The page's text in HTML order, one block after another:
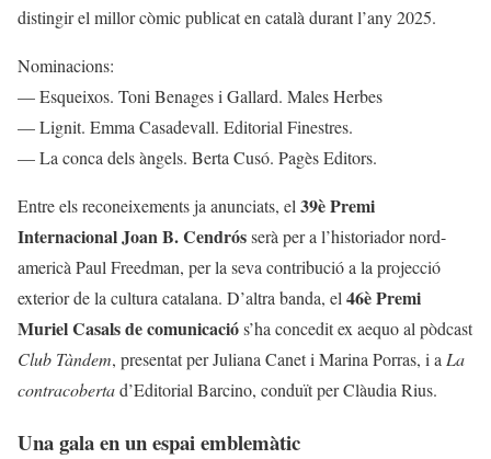
distingir el millor còmic publicat en català durant l’any 2025.
Nominacions:
— Esqueixos. Toni Benages i Gallard. Males Herbes
— Lignit. Emma Casadevall. Editorial Finestres.
— La conca dels àngels. Berta Cusó. Pagès Editors.
Entre els reconeixements ja anunciats, el 39è Premi
Internacional Joan B. Cendrósserà per a l’historiador nord-
americà Paul Freedman, per la seva contribució a la projecció
exterior de la cultura catalana. D’altra banda, el 46è Premi
Muriel Casals de comunicaciós’ha concedit ex aequo al pòdcast
Club Tàndem, presentat per Juliana Canet i Marina Porras, i a La
contracobertad’Editorial Barcino, conduït per Clàudia Rius.
Una gala en un espai emblemàtic